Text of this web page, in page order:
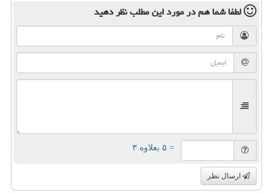
لطفا شما همدر مورد این مطلبنظر دهید
= ۵ بعلاوه ۳
ارسال نظر